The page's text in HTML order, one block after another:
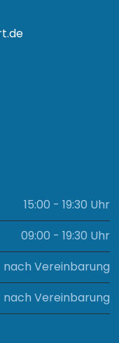
15:00 - 19:30 Uhr
09:00 - 19:30 Uhr
nach Vereinbarung
nach Vereinbarung